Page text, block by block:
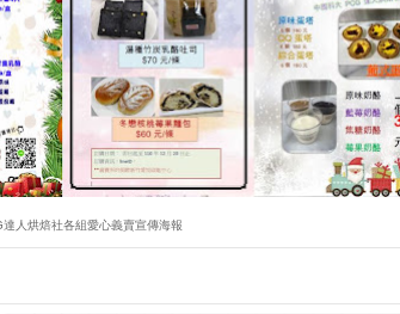
達人烘焙社各組愛心義賣宣傳海報